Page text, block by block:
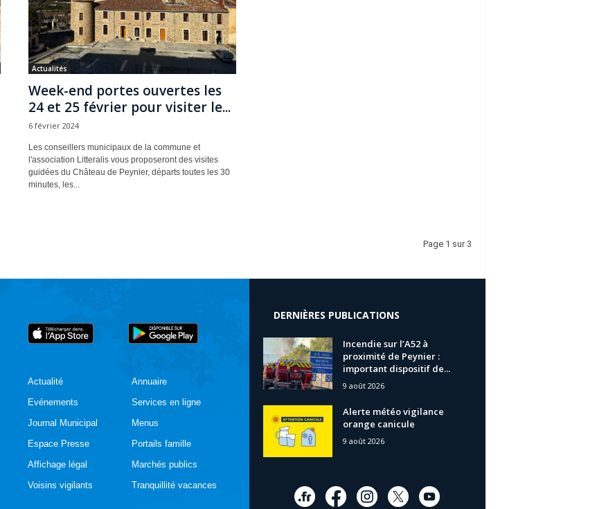
Actualités
Week-end portes ouvertes les
24 et 25 février pour visiter le...
6 février 2024
Les conseillers municipaux de la commune et
l'association Litteralis vous proposeront des visites
guidées du Château de Peynier, départs toutes les 30
minutes, les...
Page 1 sur 3
Actualité
Evénements
Journal Municipal
Espace Presse
Affichage légal
Voisins vigilants
Annuaire
Services en ligne
Menus
Portails famille
Marchés publics
Tranquillité vacances
DERNIÈRES PUBLICATIONS
Incendie sur l’A52 à
proximité de Peynier :
important dispositif de...
9 août 2026
Alerte météo vigilance
orange canicule
9 août 2026